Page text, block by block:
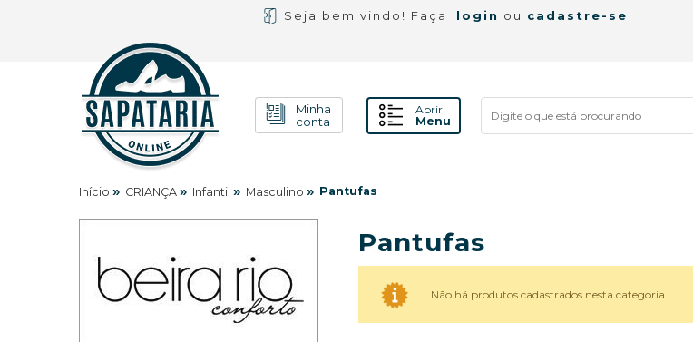
Seja bem vindo! Faça login ou cadastre-se
Minha
conta
Abrir
Menu
Início » CRIANÇA » Infantil » Masculino » Pantufas
Pantufas
Não há produtos cadastrados nesta categoria.